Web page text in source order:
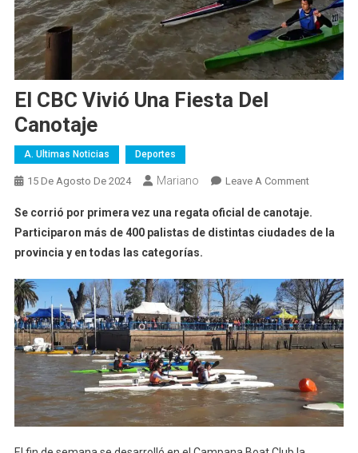
El CBC Vivió Una Fiesta Del
Canotaje
A. Ultimas Noticias Deportes
15 De Agosto De 2024 Mariano Leave A CommentOn
CBC
Vivió
Del
Canotaje
Se corrió por primera vez una regata oficial de canotaje.
Participaron más de 400 palistas de distintas ciudades de la
provincia y en todas las categorías.